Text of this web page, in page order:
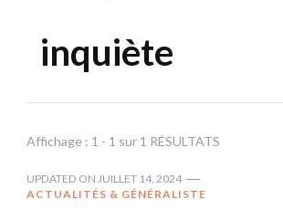
inquiète
Affichage : 1 - 1 sur 1 RÉSULTATS
UPDATED ON JUILLET 14, 2024
ACTUALITÉS & GÉNÉRALISTE